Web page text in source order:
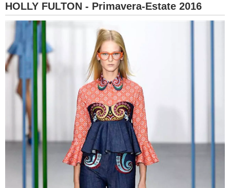
HOLLY FULTON - Primavera-Estate 2016